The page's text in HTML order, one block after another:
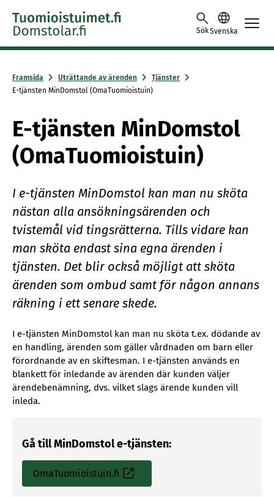
Skip to content -saavutettavuusohje
SökSvenska
Framsida Uträttande av ärenden
Tjänster
E-tjänsten MinDomstol (OmaTuomioistuin)
E-tjänsten MinDomstol
(OmaTuomioistuin)
I e-tjänsten MinDomstol kan man nu sköta
nästan alla ansökningsärenden och
tvistemål vid tingsrätterna. Tills vidare kan
man sköta endast sina egna ärenden i
tjänsten. Det blir också möjligt att sköta
ärenden som ombud samt för någon annans
räkning i ett senare skede.
I e-tjänsten MinDomstol kan man nu sköta t.ex. dödande av
en handling, ärenden som gäller vårdnaden om barn eller
förordnande av en skiftesman. I e-tjänsten används en
blankett för inledande av ärenden där kunden väljer
ärendebenämning, dvs. vilket slags ärende kunden vill
inleda.
Gå till MinDomstol e-tjänsten:
OmaTuomioistuin.fi
S